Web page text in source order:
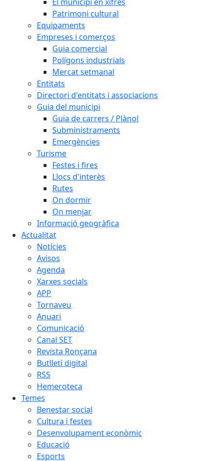
Patrimoni cultural
Equipaments
Empreses i comerços
Guia comercial
Polígons industrials
Mercat setmanal
Entitats
Directori d'entitats i associacions
Guia del municipi
Guia de carrers / Plànol
Subministraments
Emergències
Turisme
Festes i fires
Llocs d'interès
Rutes
On dormir
On menjar
Informació geogràfica
Actualitat
Notícies
Avisos
Agenda
Xarxes socials
APP
Tornaveu
Anuari
Comunicació
Canal SET
Revista Ronçana
Butlletí digital
RSS
Hemeroteca
Temes
Benestar social
Cultura i festes
Desenvolupament econòmic
Educació
Esports